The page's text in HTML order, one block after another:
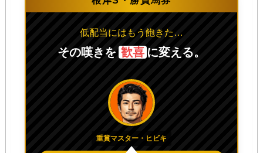
低配当にはもう飽きた…
その嘆きを 歓喜 に変える。
重賞マスター・ヒビキ